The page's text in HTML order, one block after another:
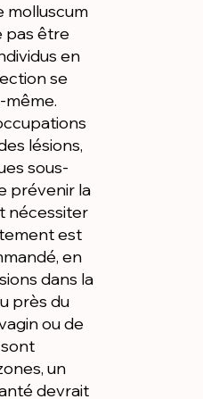
molluscum
pas être
en
se
lésions,
sous-
prévenir la
nécessiter
est
en
dans la
près du
ou de
sont
un
devrait